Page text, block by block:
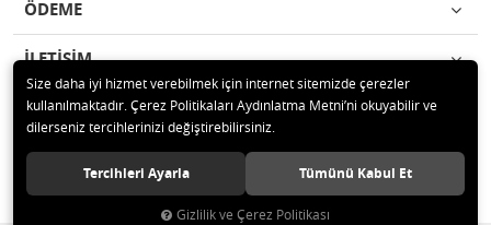
ÖDEME
İLETİŞİM
© 2020 ESA ÖLÇÜM VE TEST CİHAZLARI ELEKTRONİK SAN TİC LTD ŞTİ
Tüm hakları saklıdır.
Size daha iyi hizmet verebilmek için internet sitemizde çerezler
kullanılmaktadır. Çerez Politikaları Aydınlatma Metni’ni okuyabilir ve
dilerseniz tercihlerinizi değiştirebilirsiniz.
Tercihleri Ayarla Tümünü Kabul Et
Gizlilik ve Çerez Politikası